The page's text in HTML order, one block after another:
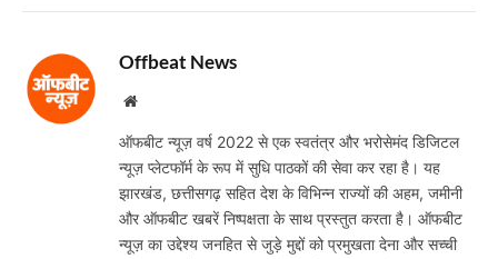
Offbeat News
Website
ऑफबीट न्यूज़ वर्ष 2022 से एक स्वतंत्र और भरोसेमंद डिजिटल
न्यूज़ प्लेटफॉर्म के रूप में सुधि पाठकों की सेवा कर रहा है। यह
झारखंड, छत्तीसगढ़ सहित देश के विभिन्न राज्यों की अहम, जमीनी
और ऑफबीट खबरें निष्पक्षता के साथ प्रस्तुत करता है। ऑफबीट
न्यूज़ का उद्देश्य जनहित से जुड़े मुद्दों को प्रमुखता देना और सच्ची